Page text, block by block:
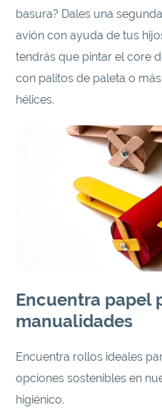
basura? Dales una
avión con ayuda de tus
tendrás que pintar el core
con palitos de paleta o
hélices.
Encuentra papel
manualidades
Encuentra rollos ideales
opciones sostenibles en
higiénico.